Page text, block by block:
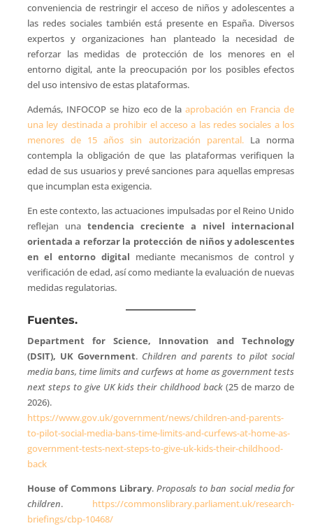
conveniencia de restringir el acceso de niños y adolescentes a
las redes sociales también está presente en España. Diversos
expertos y organizaciones han planteado la necesidad de
reforzar las medidas de protección de los menores en el
entorno digital, ante la preocupación por los posibles efectos
del uso intensivo de estas plataformas.
Además, INFOCOP se hizo eco de laaprobación en Francia de
una ley destinada a prohibir el acceso a las redes sociales a los
menores de 15 años sin autorización parental.La norma
contempla la obligación de que las plataformas verifiquen la
edad de sus usuarios y prevé sanciones para aquellas empresas
que incumplan esta exigencia.
En este contexto, las actuaciones impulsadas por el Reino Unido
reflejan una tendencia creciente a nivel internacional
orientada a reforzar la protección de niños y adolescentes
en el entorno digital mediante mecanismos de control y
verificación de edad, así como mediante la evaluación de nuevas
medidas regulatorias.
Fuentes.
Department for Science, Innovation and Technology
(DSIT), UK Government. Children and parents to pilot social
media bans, time limits and curfews at home as government tests
next steps to give UK kids their childhood back(25 de marzo de
2026).
https://www.gov.uk/government/news/children-and-parents-
to-pilot-social-media-bans-time-limits-and-curfews-at-home-as-
government-tests-next-steps-to-give-uk-kids-their-childhood-
back
House of Commons Library. Proposals to ban social media for
children. https://commonslibrary.parliament.uk/research-
briefings/cbp-10468/